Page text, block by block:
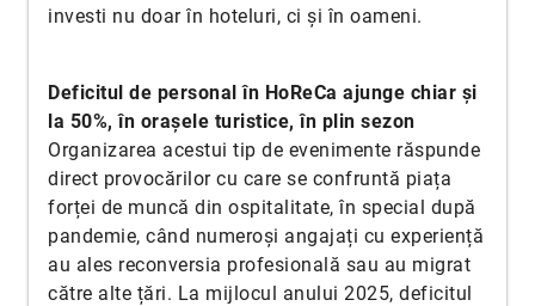
investi nu doar în hoteluri, ci și în oameni.
Deficitul de personal în HoReCa ajunge chiar și
la 50%, în orașele turistice, în plin sezon
Organizarea acestui tip de evenimente răspunde
direct provocărilor cu care se confruntă piața
forței de muncă din ospitalitate, în special după
pandemie, când numeroși angajați cu experiență
au ales reconversia profesională sau au migrat
către alte țări. La mijlocul anului 2025, deficitul